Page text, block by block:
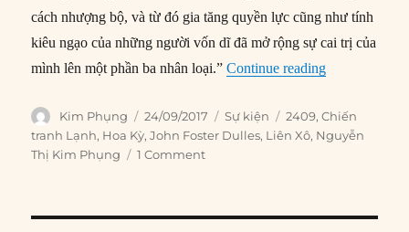
cách nhượng bộ, và từ đó gia tăng quyền lực cũng như tính
kiêu ngạo của những người vốn dĩ đã mở rộng sự cai trị của
mình lên một phần ba nhân loại.”Continue reading“24/09/1953:
Author
Kim Phụng
Posted
on
24/09/2017 Categories
Sự kiện Tags
2409,Chiến
tranh Lạnh, Hoa Kỳ,John Foster Dulles, Liên Xô, Nguyễn
Thị Kim Phụng
1 Comment